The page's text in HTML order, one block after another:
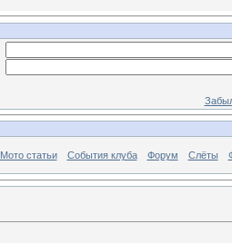
Мото статьи События клуба Форум Слёты